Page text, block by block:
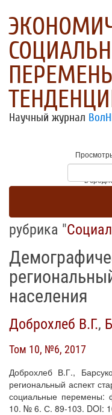
Научный журнал
* - в
рубрика "
населения
Доброхлеб В.Г.,
Том 10, №6, 2017
Доброхлеб В.Г.,
региональный аспект
социальные перемены:
10. № 6. С. 89-103. DOI: